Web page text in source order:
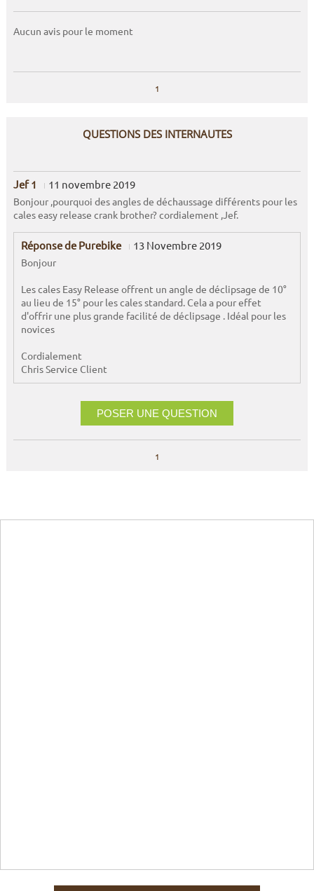
Aucun avis pour le moment
1
QUESTIONS DES INTERNAUTES
Jef 1 11 novembre 2019
Bonjour ,pourquoi des angles de déchaussage différents pour les
cales easy release crank brother? cordialement ,Jef.
Réponse de Purebike 13 Novembre 2019
Bonjour
Les cales Easy Release offrent un angle de déclipsage de 10°
au lieu de 15° pour les cales standard. Cela a pour effet
d'offrir une plus grande facilité de déclipsage . Idéal pour les
novices
Cordialement
Chris Service Client
POSER UNE QUESTION
1